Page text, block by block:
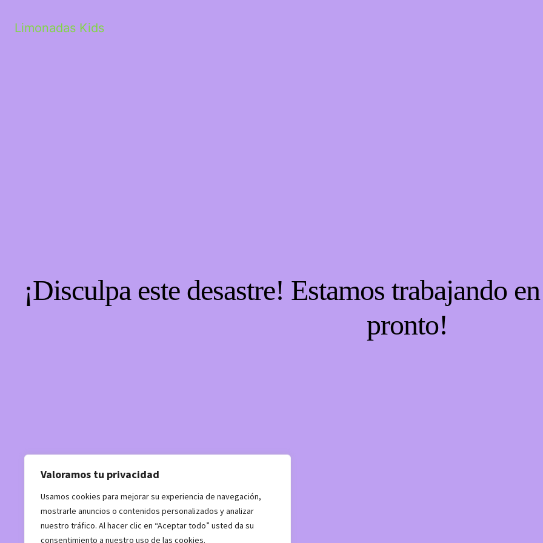
Valoramos tu privacidad
Usamos cookies para mejorar su experiencia de navegación,
mostrarle anuncios o contenidos personalizados y analizar
nuestro tráfico. Al hacer clic en “Aceptar todo” usted da su
consentimiento a nuestro uso de las cookies.
Limonadas Kids
¡Disculpa este desastre! Estamos trabajando
pronto!